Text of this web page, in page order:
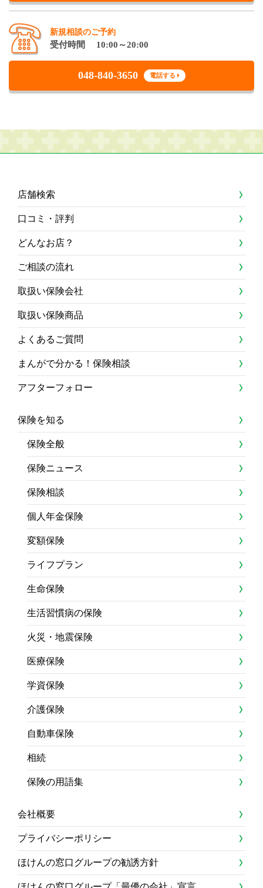
新規相談のご予約
受付時間 10:00～20:00
048-840-3650 電話する
店舗検索
口コミ・評判
どんなお店？
ご相談の流れ
取扱い保険会社
取扱い保険商品
よくあるご質問
まんがで分かる！保険相談
アフターフォロー
保険を知る
保険全般
保険ニュース
保険相談
個人年金保険
変額保険
ライフプラン
生命保険
生活習慣病の保険
火災・地震保険
医療保険
学資保険
介護保険
自動車保険
相続
保険の用語集
会社概要
プライバシーポリシー
ほけんの窓口グループの勧誘方針